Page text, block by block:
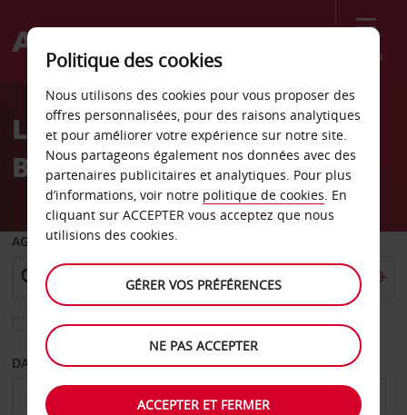
Menu
Welcome
AvisLocation de voiture
Belgrade
AGENCE DE DÉPART
Sélectionnez une autre agence de retour
DATE DE DÉPART DATE DE RETOUR
Politique des cookies
Nous utilisons des cookies pour vous proposer des
offres personnalisées, pour des raisons analytiques
et pour améliorer votre expérience sur notre site.
Nous partageons également nos données avec des
partenaires publicitaires et analytiques. Pour plus
d’informations, voir notre politique de cookies. En
cliquant sur ACCEPTER vous acceptez que nous
utilisions des cookies.
GÉRER VOS PRÉFÉRENCES
NE PAS ACCEPTER
ACCEPTER ET FERMER